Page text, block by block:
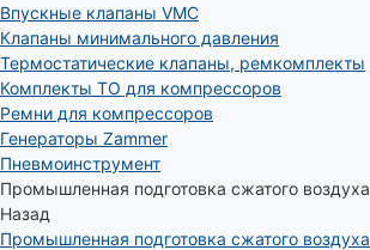
Впускные клапаны VMC
Клапаны минимального давления
Термостатические клапаны, ремкомплекты
Комплекты ТО для компрессоров
Ремни для компрессоров
Генераторы Zammer
Пневмоинструмент
Промышленная подготовка сжатого воздуха
Назад
Промышленная подготовка сжатого воздуха